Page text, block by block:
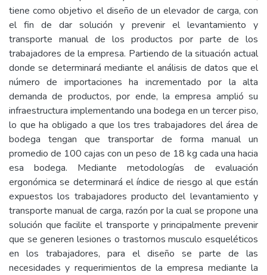
tiene como objetivo el diseño de un elevador de carga, con
el fin de dar solución y prevenir el levantamiento y
transporte manual de los productos por parte de los
trabajadores de la empresa. Partiendo de la situación actual
donde se determinará mediante el análisis de datos que el
número de importaciones ha incrementado por la alta
demanda de productos, por ende, la empresa amplió su
infraestructura implementando una bodega en un tercer piso,
lo que ha obligado a que los tres trabajadores del área de
bodega tengan que transportar de forma manual un
promedio de 100 cajas con un peso de 18 kg cada una hacia
esa bodega. Mediante metodologías de evaluación
ergonómica se determinará el índice de riesgo al que están
expuestos los trabajadores producto del levantamiento y
transporte manual de carga, razón por la cual se propone una
solución que facilite el transporte y principalmente prevenir
que se generen lesiones o trastornos musculo esqueléticos
en los trabajadores, para el diseño se parte de las
necesidades y requerimientos de la empresa mediante la